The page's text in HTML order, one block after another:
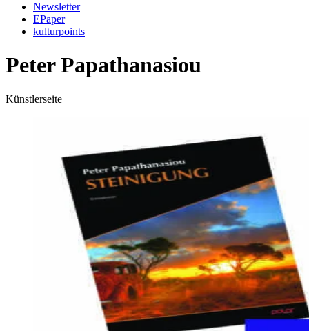
Newsletter
EPaper
kulturpoints
Peter Papathanasiou
Künstlerseite